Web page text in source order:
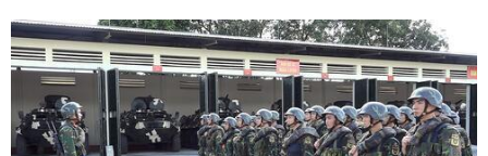
Tiểu đoàn Thiết giáp hoàn thành tốt diễn tập chiến
thuật có bắn đạn thật
Nơi sinh viên rèn ý trí, luyện kỹ năng